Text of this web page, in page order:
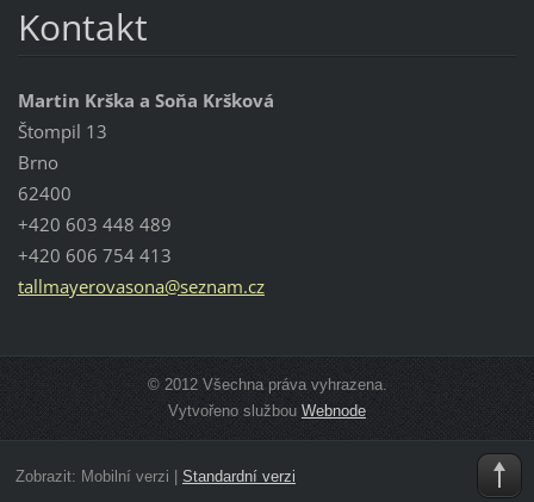
Kontakt
Martin Krška a Soňa Kršková
Štompil 13
Brno
62400
+420 603 448 489
+420 606 754 413
tallmayerovasona@seznam.cz
© 2012 Všechna práva vyhrazena.
Vytvořeno službouWebnode
Zobrazit: Mobilní verzi Standardní verzi